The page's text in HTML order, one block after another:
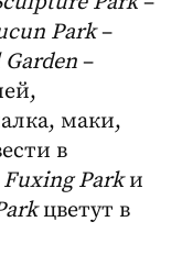
Park–
–
маки,
в
Fuxing Parkи
цветут в